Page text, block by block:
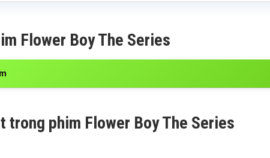
Flower Boy The Series
trong phim Flower Boy The Series